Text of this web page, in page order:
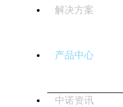
解决方案
产品中心
中诺资讯